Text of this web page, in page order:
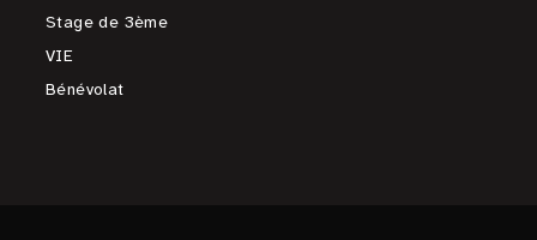
Stage de 3ème
VIE
Bénévolat